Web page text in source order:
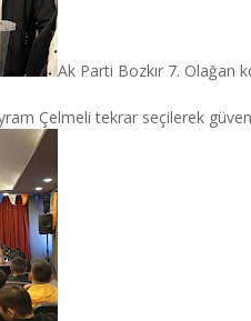
Ak Parti Bozkır 7. Olağan
Çelmeli tekrar seçilerek